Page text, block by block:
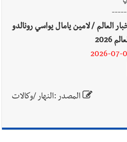
العالم / لامين يامال يواسي رونالدو
2026
2026-07-
المصدر :النهار /وكالات